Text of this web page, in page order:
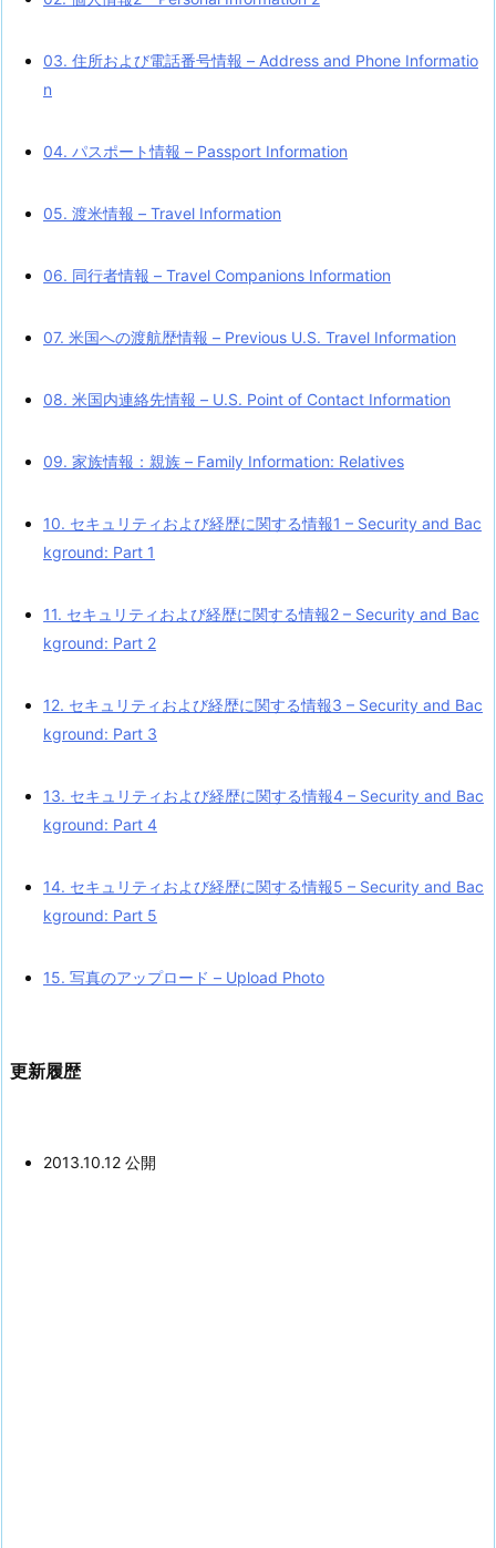
03. 住所および電話番号情報 – Address and Phone Informatio
n
04. パスポート情報 – Passport Information
05. 渡米情報 – Travel Information
06. 同行者情報 – Travel Companions Information
07. 米国への渡航歴情報 – Previous U.S. Travel Information
08. 米国内連絡先情報 – U.S. Point of Contact Information
09. 家族情報：親族 – Family Information: Relatives
10. セキュリティおよび経歴に関する情報1 – Security and Bac
kground: Part 1
11. セキュリティおよび経歴に関する情報2 – Security and Bac
kground: Part 2
12. セキュリティおよび経歴に関する情報3 – Security and Bac
kground: Part 3
13. セキュリティおよび経歴に関する情報4 – Security and Bac
kground: Part 4
14. セキュリティおよび経歴に関する情報5 – Security and Bac
kground: Part 5
15. 写真のアップロード – Upload Photo
更新履歴
2013.10.12 公開